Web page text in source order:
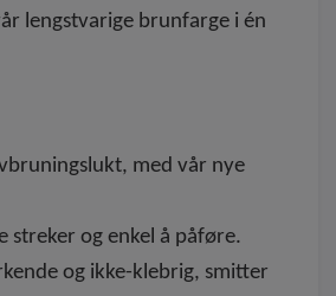
lengstvarige brunfarge i én
med vår nye
streker og enkel å påføre.
og ikke-klebrig, smitter